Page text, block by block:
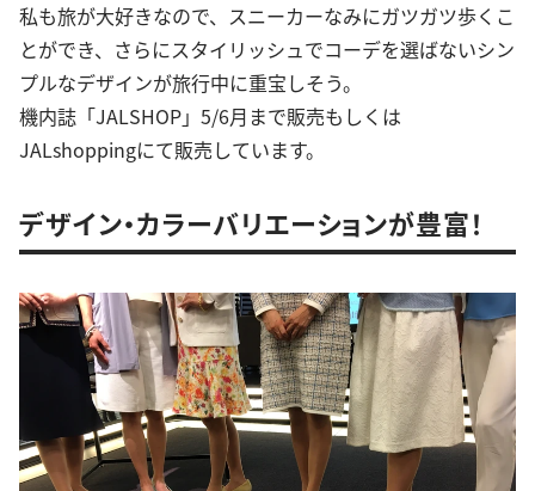
私も旅が大好きなので、スニーカーなみにガツガツ歩くこ
とができ、さらにスタイリッシュでコーデを選ばないシン
プルなデザインが旅行中に重宝しそう。
機内誌「JALSHOP」5/6月まで販売もしくは
JALshoppingにて販売しています。
デザイン・カラーバリエーションが豊富！